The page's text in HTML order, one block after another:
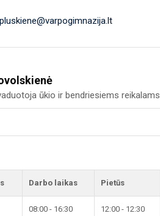
ūkio ir bendriesiems reikalams
Darbo laikas Pietūs
08:00 - 16:30 12:00 - 12:30